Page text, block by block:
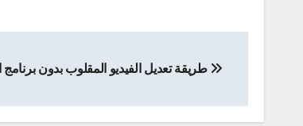
المقالات
طريقة تعديل الفيديو المقلوب بدون برنامج